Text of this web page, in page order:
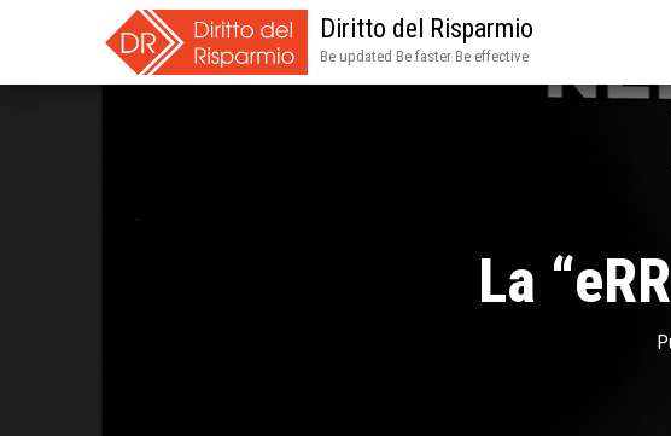
Diritto del Risparmio
Be updated Be faster Be effective
La